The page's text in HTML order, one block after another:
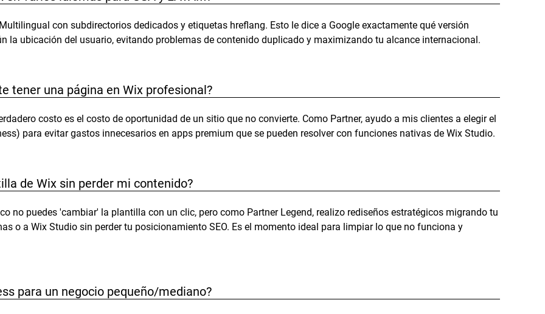
con subdirectorios dedicados y etiquetas hreflang. Esto le dice a Google exactamente qué versión
la ubicación del usuario, evitando problemas de contenido duplicado y maximizando tu alcance internacional.
tener una página en Wix profesional?
costo es el costo de oportunidad de un sitio que no convierte. Como Partner, ayudo a mis clientes a elegir el
para evitar gastos innecesarios en apps premium que se pueden resolver con funciones nativas de Wix Studio.
de Wix sin perder mi contenido?
no puedes 'cambiar' la plantilla con un clic, pero como Partner Legend, realizo rediseños estratégicos migrando tu
o a Wix Studio sin perder tu posicionamiento SEO. Es el momento ideal para limpiar lo que no funciona y
para un negocio pequeño/mediano?